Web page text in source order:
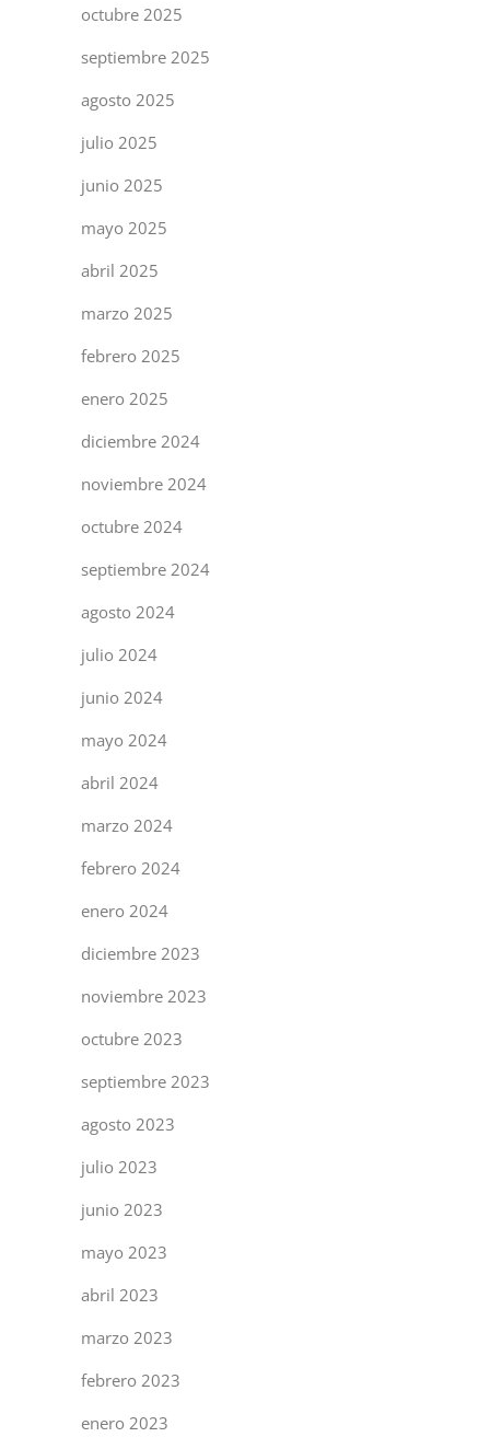
octubre 2025
septiembre 2025
agosto 2025
julio 2025
junio 2025
mayo 2025
abril 2025
marzo 2025
febrero 2025
enero 2025
diciembre 2024
noviembre 2024
octubre 2024
septiembre 2024
agosto 2024
julio 2024
junio 2024
mayo 2024
abril 2024
marzo 2024
febrero 2024
enero 2024
diciembre 2023
noviembre 2023
octubre 2023
septiembre 2023
agosto 2023
julio 2023
junio 2023
mayo 2023
abril 2023
marzo 2023
febrero 2023
enero 2023